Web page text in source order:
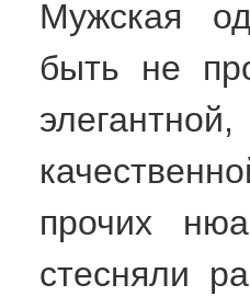
Мужская
быть не
прочих
стесняли